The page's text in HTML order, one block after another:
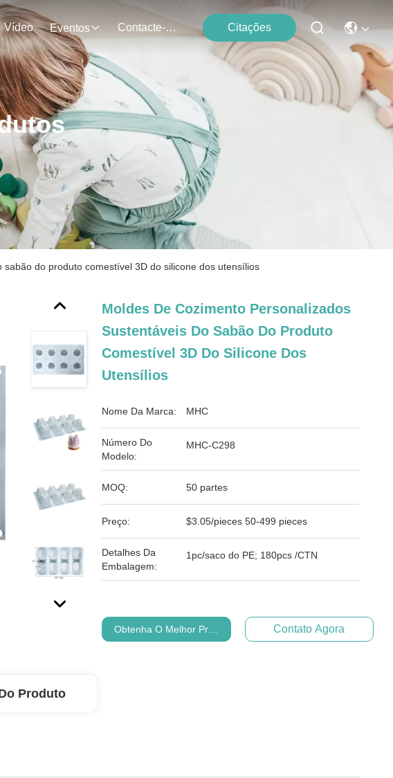
Vídeo Eventos Contacte-Nos Citações
do produto comestível 3D do silicone dos utensílios
Moldes De Cozimento Personalizados
Sustentáveis Do Sabão Do Produto
Comestível 3D Do Silicone Dos
Utensílios
Nome Da Marca: MHC
Número Do
Modelo:
MHC-C298
MOQ: 50 partes
Preço: $3.05/pieces 50-499 pieces
Detalhes Da
Embalagem:
1pc/saco do PE; 180pcs /CTN
Obtenha O Melhor Preço Contato Agora
Produto